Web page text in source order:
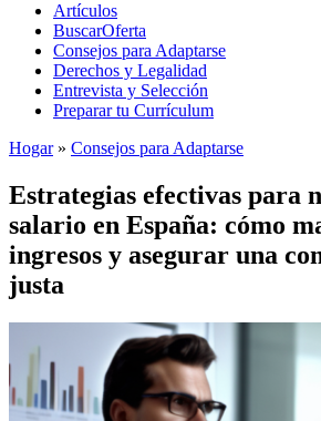
Artículos
BuscarOferta
Consejos para Adaptarse
Derechos y Legalidad
Entrevista y Selección
Preparar tu Currículum
Hogar» Consejos para Adaptarse
Estrategias efectivas para
salario en España: cómo
ingresos y asegurar una
justa